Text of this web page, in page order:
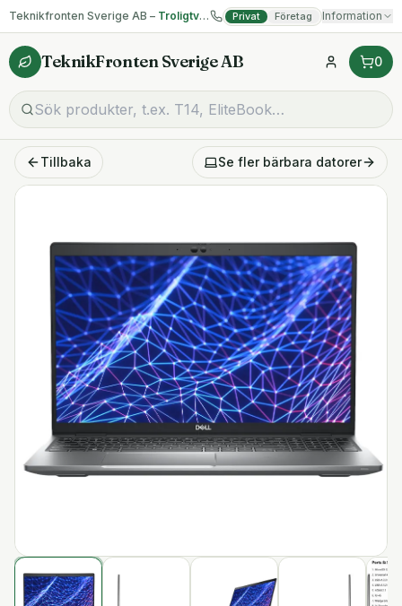
Teknikfronten Sverige AB – Troligtvis billigast på begagnad IT! Privat Företag Information
TeknikFronten Sverige AB 0
Tillbaka Se fler bärbara datorer